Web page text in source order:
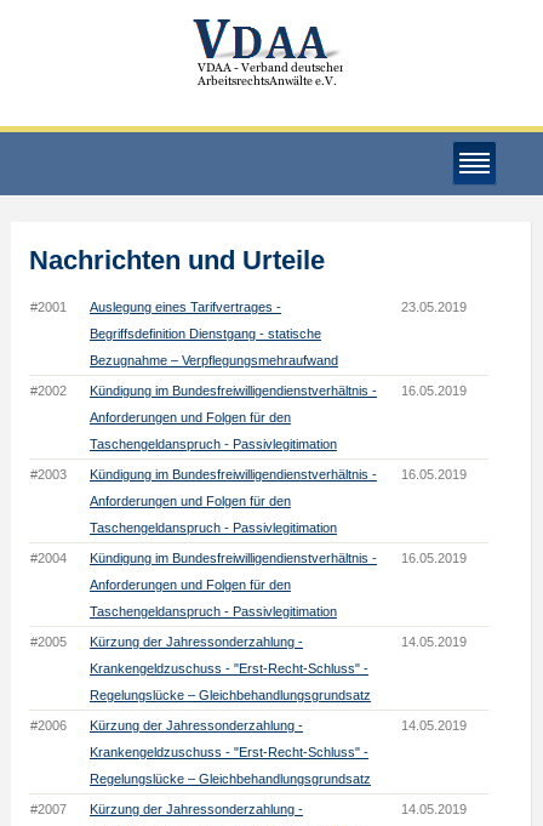
Nachrichten und Urteile
#2001
Auslegung eines Tarifvertrages -
Begriffsdefinition Dienstgang - statische
Bezugnahme – Verpflegungsmehraufwand
23.05.2019
#2002
Kündigung im Bundesfreiwilligendienstverhältnis -
Anforderungen und Folgen für den
Taschengeldanspruch - Passivlegitimation
16.05.2019
#2003
Kündigung im Bundesfreiwilligendienstverhältnis -
Anforderungen und Folgen für den
Taschengeldanspruch - Passivlegitimation
16.05.2019
#2004
Kündigung im Bundesfreiwilligendienstverhältnis -
Anforderungen und Folgen für den
Taschengeldanspruch - Passivlegitimation
16.05.2019
#2005
Kürzung der Jahressonderzahlung -
Krankengeldzuschuss - "Erst-Recht-Schluss" -
Regelungslücke – Gleichbehandlungsgrundsatz
14.05.2019
#2006
Kürzung der Jahressonderzahlung -
Krankengeldzuschuss - "Erst-Recht-Schluss" -
Regelungslücke – Gleichbehandlungsgrundsatz
14.05.2019
#2007
Kürzung der Jahressonderzahlung -
14.05.2019